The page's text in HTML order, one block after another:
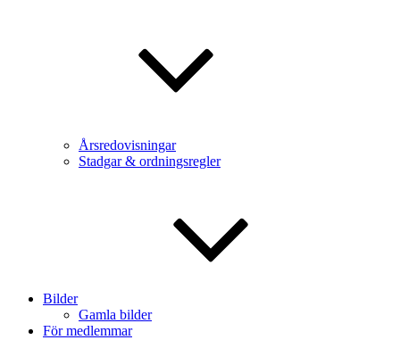
Årsredovisningar
Stadgar & ordningsregler
Bilder
Gamla bilder
För medlemmar